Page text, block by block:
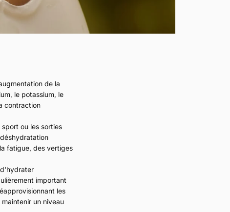
de la
le potassium, le
contraction
ou les sorties
fatigue, des vertiges
important
les
un niveau